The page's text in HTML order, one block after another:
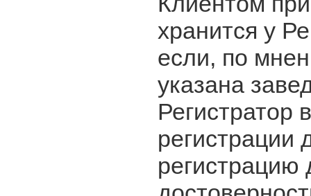
хранится у
если, по
указана
Регистратор
регистрации